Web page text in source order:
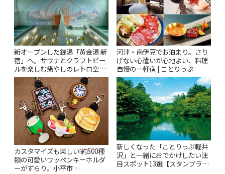
新オープンした銭湯「黄金湯 新
宿」へ。サウナとクラフトビー
ルを楽しむ癒やしのレトロ空間
| ことりっぷ
河津・南伊豆でお泊まり。さり
げない心遣いが心地よい、料理
自慢の一軒宿 | ことりっぷ
カスタマイズも楽しい!約500種
類の可愛いワッペンキーホルダ
ーがずらり。小平市
新しくなった「ことりっぷ軽井
沢」と一緒におでかけしたい注
目スポット13選【スタンプラリ